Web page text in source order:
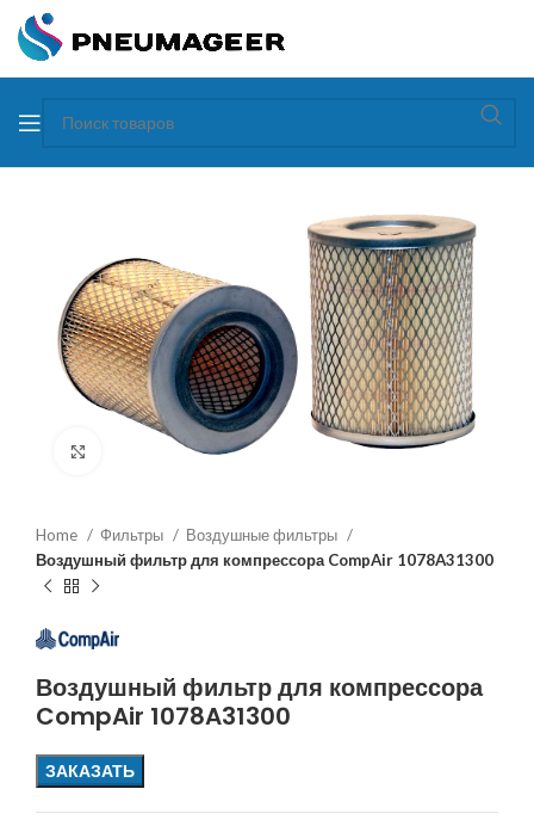
Увеличить
Home Фильтры
Воздушные фильтры
Воздушный фильтр для компрессора CompAir 1078A31300
Воздушный фильтр для компрессора
CompAir 1078A31300
ЗАКАЗАТЬ